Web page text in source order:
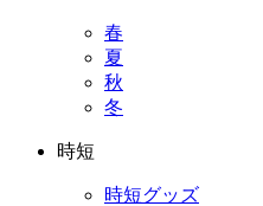
春
夏
秋
冬
時短
時短グッズ